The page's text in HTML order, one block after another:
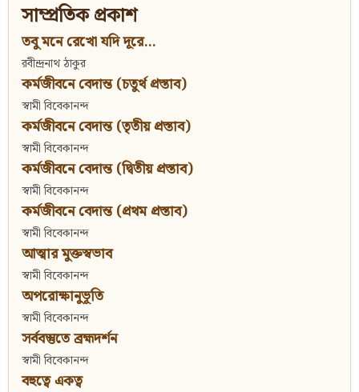
সাম্প্রতিক প্রকাশ
তবু মনে রেখো যদি দূরে...
রবীন্দ্রনাথ ঠাকুর
কর্মজীবনে বেদান্ত (চতুর্থ প্রস্তাব)
স্বামী বিবেকানন্দ
কর্মজীবনে বেদান্ত (তৃতীয় প্রস্তাব)
স্বামী বিবেকানন্দ
কর্মজীবনে বেদান্ত (দ্বিতীয় প্রস্তাব)
স্বামী বিবেকানন্দ
কর্মজীবনে বেদান্ত (প্রথম প্রস্তাব)
স্বামী বিবেকানন্দ
আত্মার মুক্তস্বভাব
স্বামী বিবেকানন্দ
অপরোক্ষানুভূতি
স্বামী বিবেকানন্দ
সর্ববস্তুতে ব্রহ্মদর্শন
স্বামী বিবেকানন্দ
বহুত্বে একত্ব